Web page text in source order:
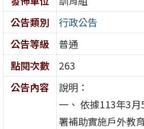
公告類別
行政公告
公告等級
普通
點閱次數
263
公告內容
說明：
一、 依據113年3
署補助實施戶外教